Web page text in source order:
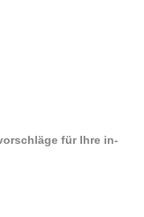
für Ihre in­